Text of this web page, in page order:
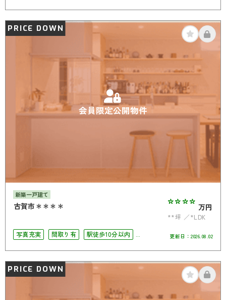
会員限定公開物件
PRICE DOWN
新築一戸建て
古賀市＊＊＊＊ **** 万円
**坪
*LDK
写真充実
間取り有
駅徒歩10分以内
更新日： 2026.08.02
PRICE DOWN